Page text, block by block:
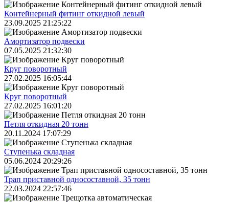
Контейнерный фитинг откидной левый
23.09.2025 21:25:22
Амортизатор подвески
07.05.2025 21:32:30
Круг поворотный
27.02.2025 16:05:44
Круг поворотный
27.02.2025 16:01:20
Петля откидная 20 тонн
20.11.2024 17:07:29
Ступенька складная
05.06.2024 20:29:26
Трап приставной односоставной, 35 тонн
22.03.2024 22:57:46